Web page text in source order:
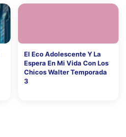
El Eco Adolescente Y La
Espera En Mi Vida Con Los
Chicos Walter Temporada
3